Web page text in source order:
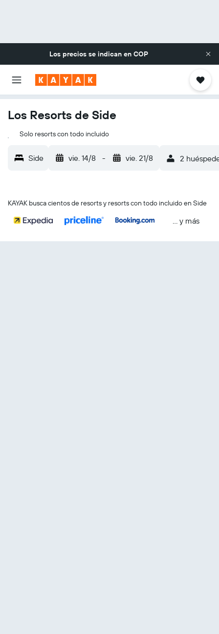
Los precios se indican en COP
Los Resorts de Side
Solo resorts con todo incluido
Side vie. 14/8 - vie. 21/8 2
KAYAK busca cientos de resorts y resorts con todo incluido en Side
… y más